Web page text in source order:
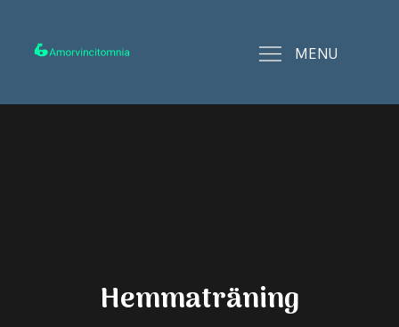
content
MENU
Hemmaträning